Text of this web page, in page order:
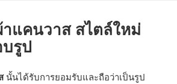
แคนวาส สไตล์ใหม่
รูป
นั้นได้รับการยอมรับและถือว่าเป็นรูป